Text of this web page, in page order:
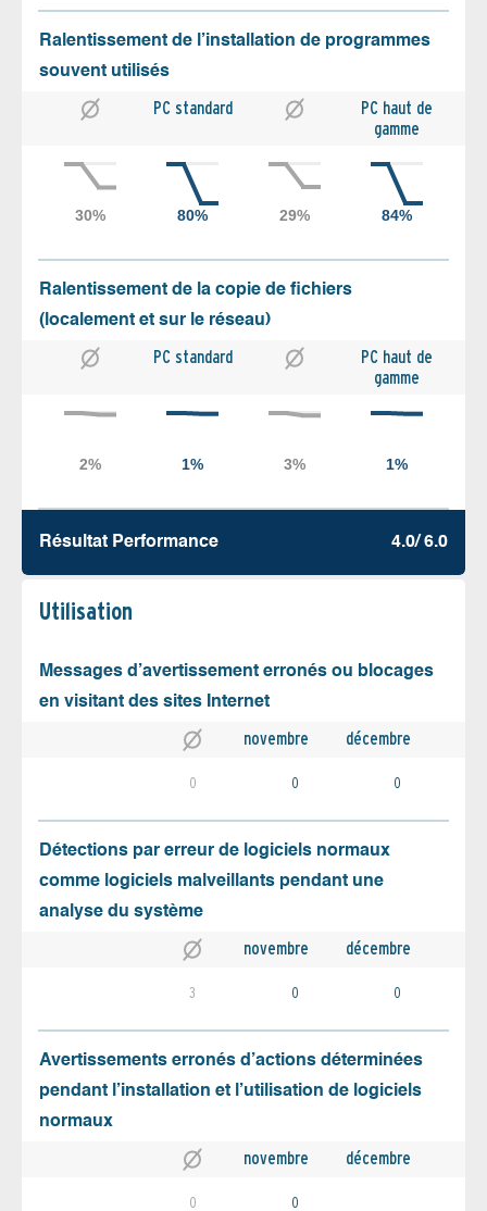
Ralentissement de l’installation de programmes
souvent utilisés
PC standard
PC haut de
gamme
Ralentissement de la copie de fichiers
(localement et sur le réseau)
PC standard
PC haut de
gamme
Résultat Performance 4.0/ 6.0
Utilisation
Messages d’avertissement erronés ou blocages
en visitant des sites Internet
novembre décembre
0 0 0
Détections par erreur de logiciels normaux
comme logiciels malveillants pendant une
analyse du système
novembre décembre
3 0 0
Avertissements erronés d’actions déterminées
pendant l’installation et l’utilisation de logiciels
normaux
novembre décembre
0 0